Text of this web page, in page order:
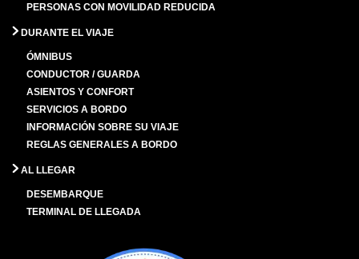
PERSONAS CON MOVILIDAD REDUCIDA
DURANTE EL VIAJE
ÓMNIBUS
CONDUCTOR / GUARDA
ASIENTOS Y CONFORT
SERVICIOS A BORDO
INFORMACIÓN SOBRE SU VIAJE
REGLAS GENERALES A BORDO
AL LLEGAR
DESEMBARQUE
TERMINAL DE LLEGADA